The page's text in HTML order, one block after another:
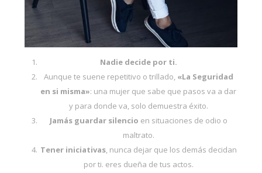
Nadie decide por ti.
Aunque te suene repetitivo o trillado, «La Seguridad
en si misma»: una mujer que sabe que pasos va a dar
y para donde va, solo demuestra éxito.
Jamás guardar silencio en situaciones de odio o
maltrato.
Tener iniciativas, nunca dejar que los demás decidan
por ti. eres dueña de tus actos.